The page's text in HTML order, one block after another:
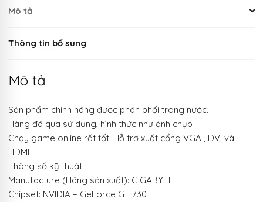
Mô tả
Thông tin bổ sung
Mô tả
Sản phẩm chính hãng được phân phối trong nước.
Hàng đã qua sử dụng, hình thức như ảnh chụp
Chạy game online rất tốt. Hỗ trợ xuất cổng VGA , DVI và
HDMI
Thông số kỹ thuật:
Manufacture (Hãng sản xuất): GIGABYTE
Chipset: NVIDIA – GeForce GT 730